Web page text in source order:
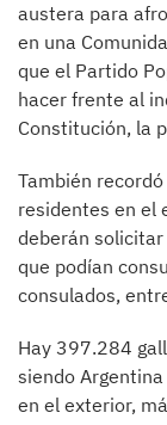
austera para
en una
que el Partido
hacer frente al
Constitución, la
También
residentes en el
deberán
que podían
consulados,
Hay 397.284
siendo
en el exterior,